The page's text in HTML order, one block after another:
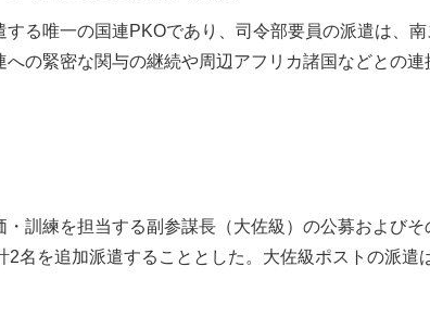
る唯一の国連PKOであり、司令部要員の派遣は、
の緊密な関与の継続や周辺アフリカ諸国などとの
訓練を担当する副参謀長（大佐級）の公募および
2名を追加派遣することとした。大佐級ポストの派遣